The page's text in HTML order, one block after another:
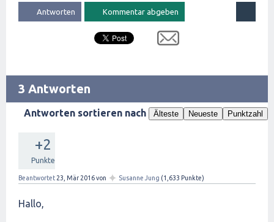
3 Antworten
Antworten sortieren nach Älteste Neueste Punktzahl
+2
Punkte
Beantwortet 23, Mär 2016von ✦ Susanne Jung (1,633 Punkte)
Hallo,